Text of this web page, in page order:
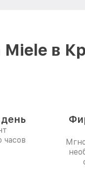
в
часов